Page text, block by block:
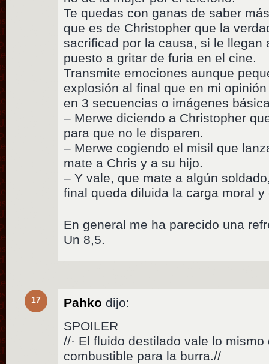
Te quedas con ganas de saber
que es de Christopher que la
sacrificad por la causa, si le llegan
puesto a gritar de furia en el cine.
Transmite emociones aunque
explosión al final que en mi
en 3 secuencias o imágenes
– Merwe diciendo a Christopher
para que no le disparen.
– Merwe cogiendo el misil que
mate a Chris y a su hijo.
– Y vale, que mate a algún
final queda diluida la carga moral
En general me ha parecido una
Un 8,5.
17 Pahko dijo:
SPOILER
//· El fluido destilado vale lo
combustible para la burra.//